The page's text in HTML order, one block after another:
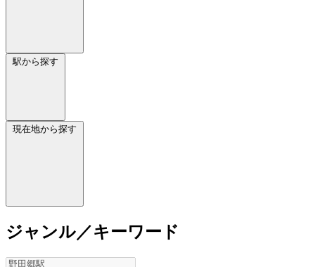
駅から探す
現在地から探す
ジャンル／キーワード